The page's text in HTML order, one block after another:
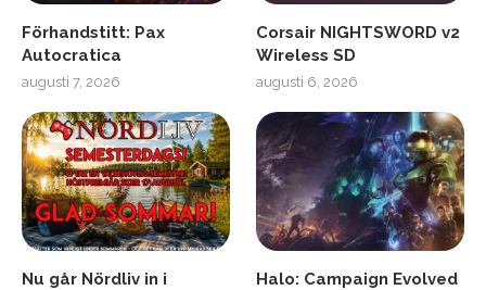
Förhandstitt: Pax
Autocratica
augusti 7, 2026
Corsair NIGHTSWORD v2
Wireless SD
augusti 6, 2026
Nu går Nördliv in i
Halo: Campaign Evolved